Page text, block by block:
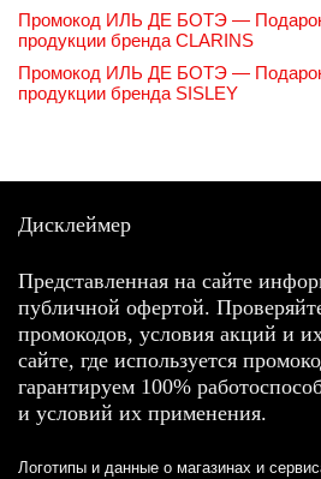
Промокод ИЛЬ ДЕ БОТЭ — Подарок
продукции бренда CLARINS
Промокод ИЛЬ ДЕ БОТЭ — Подарок
продукции бренда SISLEY
Дисклеймер
Представленная на сайте
публичной офертой.
промокодов, условия акций и
сайте, где используется
гарантируем 100%
и условий их применения.
Логотипы и данные о магазинах и